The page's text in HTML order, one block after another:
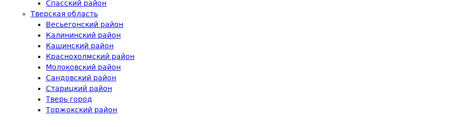
Спасский район
Тверская область
Весьегонский район
Калининский район
Кашинский район
Краснохолмский район
Молоковский район
Сандовский район
Старицкий район
Тверь город
Торжокский район